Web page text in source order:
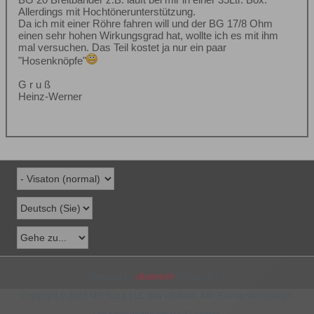
Allerdings mit Hochtönerunterstützung.
Da ich mit einer Röhre fahren will und der BG 17/8 Ohm
einen sehr hohen Wirkungsgrad hat, wollte ich es mit ihm
mal versuchen. Das Teil kostet ja nur ein paar
"Hosenknöpfe"
G r u ß
Heinz-Werner
vBulletin®